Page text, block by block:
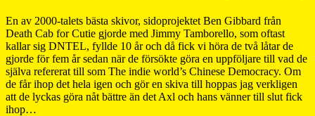
En av 2000-talets bästa skivor, sidoprojektet Ben Gibbard från
Death Cab for Cutie gjorde med Jimmy Tamborello, som oftast
kallar sig DNTEL, fyllde 10 år och då fick vi höra de två låtar de
gjorde för fem år sedan när de försökte göra en uppföljare till vad de
själva refererat till som The indie world’s Chinese Democracy. Om
de får ihop det hela igen och gör en skiva till hoppas jag verkligen
att de lyckas göra nåt bättre än det Axl och hans vänner till slut fick
ihop…